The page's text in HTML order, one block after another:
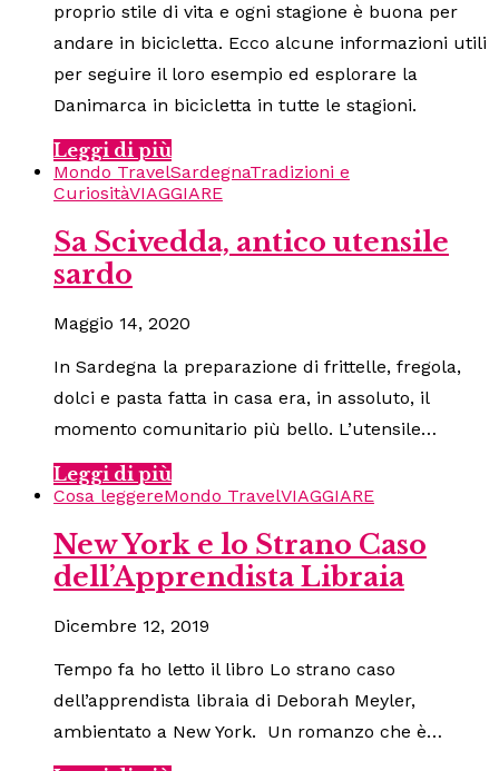
proprio stile di vita e ogni stagione è buona per
andare in bicicletta. Ecco alcune informazioni utili
per seguire il loro esempio ed esplorare la
Danimarca in bicicletta in tutte le stagioni.
Leggi di più
Mondo TravelSardegnaTradizioni e
CuriositàVIAGGIARE
Sa Scivedda, antico utensile
sardo
Maggio 14, 2020
In Sardegna la preparazione di frittelle, fregola,
dolci e pasta fatta in casa era, in assoluto, il
momento comunitario più bello. L’utensile…
Leggi di più
Cosa leggereMondo TravelVIAGGIARE
New York e lo Strano Caso
dell’Apprendista Libraia
Dicembre 12, 2019
Tempo fa ho letto il libro Lo strano caso
dell’apprendista libraia di Deborah Meyler,
ambientato a New York. Un romanzo che è…